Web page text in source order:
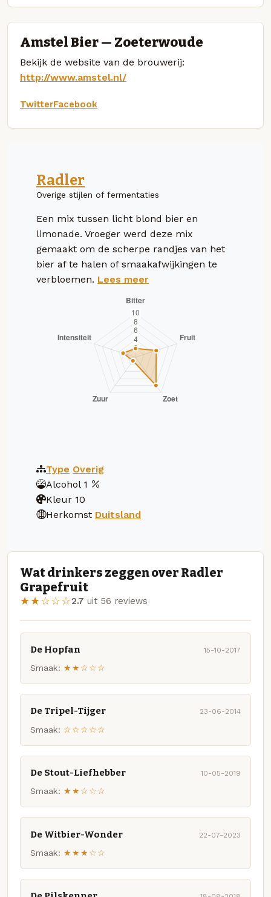
Amstel Bier — Zoeterwoude
Bekijk de website van de brouwerij:
http://www.amstel.nl/
TwitterFacebook
Radler
Overige stijlen of fermentaties
Een mix tussen licht blond bier en
limonade. Vroeger werd deze mix
gemaakt om de scherpe randjes van het
bier af te halen of smaakafwijkingen te
verbloemen. Lees meer
Type Overig
Alcohol 1
Kleur 10
Herkomst Duitsland
Wat drinkers zeggen over Radler
Grapefruit
★★☆☆☆2.7 uit 56 reviews
De Hopfan 15-10-2017
Smaak: ★★☆☆☆
De Tripel-Tijger 23-06-2014
Smaak: ☆☆☆☆☆
De Stout-Liefhebber 10-05-2019
Smaak: ★★☆☆☆
De Witbier-Wonder 22-07-2023
Smaak: ★★★☆☆